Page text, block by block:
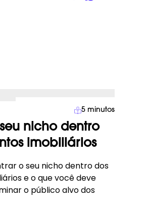
Investimento Imobiliário
5 minutos
nicho dentro
imobiliários
o seu nicho dentro dos
e o que você deve
o público alvo dos